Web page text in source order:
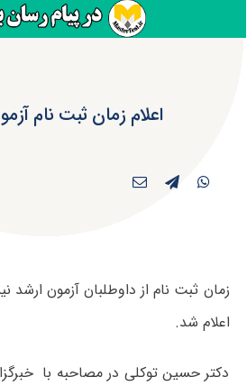
اعلام زمان ثبت نام
اعلام شد.
دکتر حسین توکلی در مصاحبه با